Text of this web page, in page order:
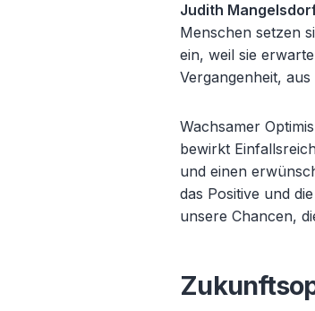
Judith
Menschen setzen
ein, weil sie
Vergangenheit,
Wachsamer
bewirkt
und einen
das Positive und
unsere Chancen,